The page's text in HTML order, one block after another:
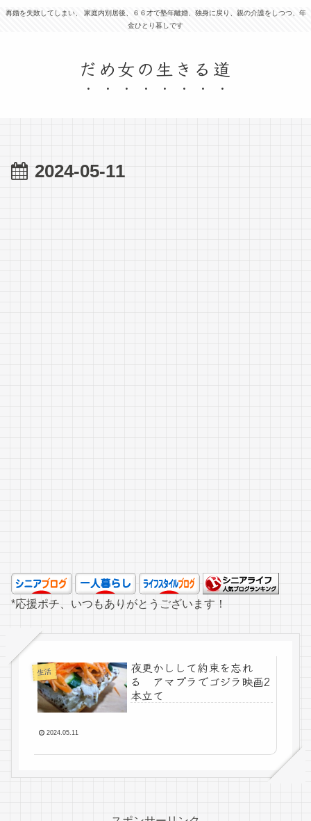
再婚を失敗してしまい、 家庭内別居後、６６才で塾年離婚、独身に戻り、親の介護をしつつ、年
金ひとり暮しです
だめ女の生きる道
2024-05-11
*応援ポチ、いつもありがとうございます！
生活
夜更かしして約束を忘れ
る アマプラでゴジラ映画2
本立て
2024.05.11